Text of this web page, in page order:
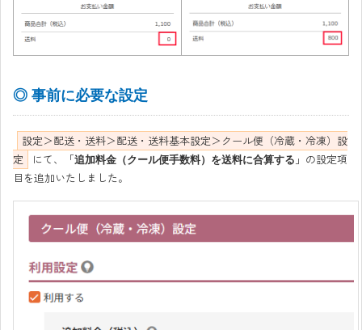
◎ 事前に必要な設定
設定＞配送・送料＞配送・送料基本設定＞クール便（冷蔵・冷凍）設
定
にて、「追加料金（クール便手数料）を送料に合算する 」の設定項
目を追加いたしました。